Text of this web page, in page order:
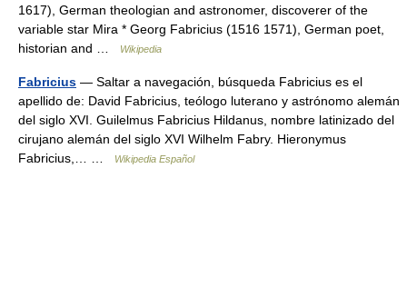
1617), German theologian and astronomer, discoverer of the
variable star Mira * Georg Fabricius (1516 1571), German poet,
historian and …
Wikipedia
Fabricius — Saltar a navegación, búsqueda Fabricius es el
apellido de: David Fabricius, teólogo luterano y astrónomo alemán
del siglo XVI. Guilelmus Fabricius Hildanus, nombre latinizado del
cirujano alemán del siglo XVI Wilhelm Fabry. Hieronymus
Fabricius,… …
Wikipedia Español